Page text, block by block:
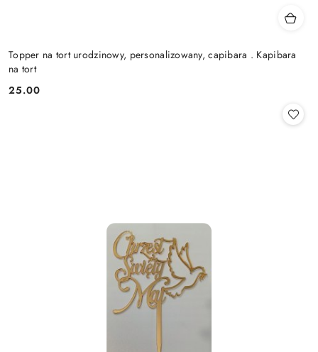
Topper na tort urodzinowy, personalizowany, capibara . Kapibara
na tort
Cena:
25.00